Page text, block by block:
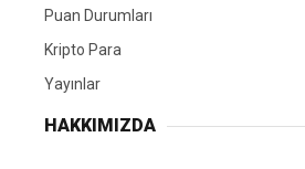
Puan Durumları
Kripto Para
Yayınlar
HAKKIMIZDA